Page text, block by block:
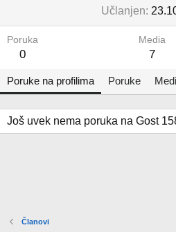
Učlanjen
Poruka
0
Media
7
Poruke na profilima Poruke
Još uvek nema poruka na Gost
Članovi